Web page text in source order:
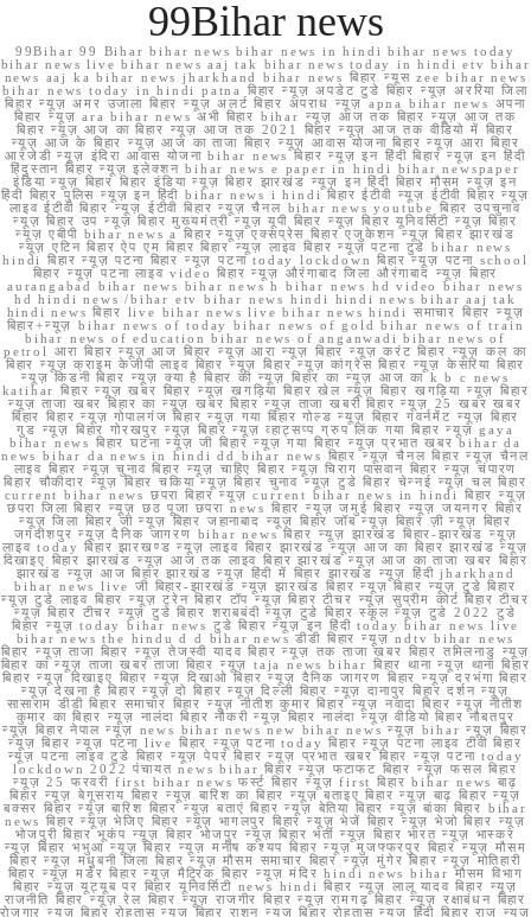
99Bihar news
99Bihar 99 Bihar bihar news bihar news in hindi bihar news today
bihar news live bihar news aaj tak bihar news today in hindi etv bihar
news aaj ka bihar news jharkhand bihar news बिहार न्यूस zee bihar news
bihar news today in hindi patna बिहार न्यूज़ अपडेट टुडे बिहार न्यूज़ अररिया जिला
बिहार न्यूज़ अमर उजाला बिहार न्यूज़ अलर्ट बिहार अपराध न्यूज़ apna bihar news अपना
बिहार न्यूज़ ara bihar news अभी बिहार bihar न्यूज़ आज तक बिहार न्यूज़ आज तक
बिहार न्यूज़ आज का बिहार न्यूज़ आज तक 2021 बिहार न्यूज़ आज तक वीडियो में बिहार
न्यूज़ आज के बिहार न्यूज़ आज का ताजा बिहार न्यूज़ आवास योजना बिहार न्यूज़ आरा बिहार
आरजेडी न्यूज़ इंदिरा आवास योजना bihar news बिहार न्यूज़ इन हिंदी बिहार न्यूज़ इन हिंदी
हिंदुस्तान बिहार न्यूज़ इलेक्शन bihar news e paper in hindi bihar newspaper
इंडिया न्यूज़ बिहार बिहार इंडिया न्यूज़ बिहार झारखंड न्यूज़ इन हिंदी बिहार मौसम न्यूज़ इन
हिंदी बिहार पुलिस न्यूज़ इन हिंदी bihar news i hindi बिहार ईटीवी न्यूज़ ईटीवी बिहार न्यूज़
लाइव ईटीवी बिहार न्यूज़ ईटीवी बिहार न्यूज़ चैनल bihar news youtube बिहार उपचुनाव
न्यूज़ बिहार उप न्यूज़ बिहार मुख्यमंत्री न्यूज़ यूपी बिहार न्यूज़ बिहार यूनिवर्सिटी न्यूज़ बिहार
न्यूज़ एबीपी bihar news a बिहार न्यूज़ एक्सप्रेस बिहार एजुकेशन न्यूज़ बिहार झारखंड
न्यूज़ एटिन बिहार ऐप एम बिहार बिहार न्यूज़ लाइव बिहार न्यूज़ पटना टुडे bihar news
hindi बिहार न्यूज़ पटना बिहार न्यूज़ पटना today lockdown बिहार न्यूज़ पटना school
बिहार न्यूज़ पटना लाइव video बिहार न्यूज़ औरंगाबाद जिला औरंगाबाद न्यूज़ बिहार
aurangabad bihar news bihar news h bihar news hd video bihar news
hd hindi news /bihar etv bihar news hindi hindi news bihar aaj tak
hindi news बिहार live bihar news live bihar news hindi समाचार बिहार न्यूज़
बिहार+न्यूज़ bihar news of today bihar news of gold bihar news of train
bihar news of education bihar news of anganwadi bihar news of
petrol आरा बिहार न्यूज़ आज बिहार न्यूज़ आरा न्यूज़ बिहार न्यूज़ करंट बिहार न्यूज़ कल का
बिहार न्यूज़ क्राइम केजीपी लाइव बिहार न्यूज़ बिहार न्यूज़ कांग्रेस बिहार न्यूज़ केसरिया बिहार
न्यूज़ किडनी बिहार न्यूज़ क्या है बिहार की न्यूज़ बिहार का न्यूज़ आज का k b c news
katihar बिहार न्यूज़ खबर बिहार न्यूज़ खगड़िया बिहार खेल न्यूज़ बिहार खगड़िया न्यूज़ बिहार
न्यूज़ ताजा खबर बिहार का न्यूज़ खबर बिहार न्यूज़ ताजा खबरी बिहार न्यूज़ 25 खबर खबर
बिहार बिहार न्यूज़ गोपालगंज बिहार न्यूज़ गया बिहार गोल्ड न्यूज़ बिहार गवर्नमेंट न्यूज़ बिहार
गुड न्यूज़ बिहार गोरखपुर न्यूज़ बिहार न्यूज़ व्हाट्सप्प ग्रुप लिंक गया बिहार न्यूज़ gaya
bihar news बिहार घटना न्यूज़ जी बिहार न्यूज़ गया बिहार न्यूज़ प्रभात खबर bihar da
news bihar da news in hindi dd bihar news बिहार न्यूज़ चैनल बिहार न्यूज़ चैनल
लाइव बिहार न्यूज़ चुनाव बिहार न्यूज़ चाहिए बिहार न्यूज़ चिराग पासवान बिहार न्यूज़ चंपारण
बिहार चौकीदार न्यूज़ बिहार चकिया न्यूज़ बिहार चुनाव न्यूज़ टुडे बिहार चेन्नई न्यूज़ चल बिहार
current bihar news छपरा बिहार न्यूज़ current bihar news in hindi बिहार न्यूज़
छपरा जिला बिहार न्यूज़ छठ पूजा छपरा news बिहार न्यूज़ जमुई बिहार न्यूज़ जयनगर बिहार
न्यूज़ जिला बिहार जी न्यूज़ बिहार जहानाबाद न्यूज़ बिहार जॉब न्यूज़ बिहार ज़ी न्यूज़ बिहार
जगदीशपुर न्यूज़ दैनिक जागरण bihar news बिहार न्यूज़ झारखंड बिहार-झारखंड न्यूज़
लाइव today बिहार झारखण्ड न्यूज़ लाइव बिहार झारखंड न्यूज़ आज का बिहार झारखंड न्यूज़
दिखाइए बिहार झारखंड न्यूज़ आज तक लाइव बिहार झारखंड न्यूज़ आज का ताजा खबर बिहार
झारखंड न्यूज़ आज बिहार झारखंड न्यूज़ हिंदी में बिहार झारखंड न्यूज़ हिंदी jharkhand
bihar news live जी बिहार-झारखंड न्यूज़ झारखंड बिहार न्यूज़ बिहार न्यूज़ टुडे बिहार
न्यूज़ टुडे लाइव बिहार न्यूज़ ट्रेन बिहार टॉप न्यूज़ बिहार टीचर न्यूज़ सुप्रीम कोर्ट बिहार टीचर
न्यूज़ बिहार टीचर न्यूज़ टुडे बिहार शराबबंदी न्यूज़ टुडे बिहार स्कूल न्यूज़ टुडे 2022 टुडे
बिहार न्यूज़ today bihar news टुडे बिहार न्यूज़ इन हिंदी today bihar news live
bihar news the hindu d d bihar news डीडी बिहार न्यूज़ ndtv bihar news
बिहार न्यूज़ ताजा बिहार न्यूज़ तेजस्वी यादव बिहार न्यूज़ तक ताजा खबर बिहार तमिलनाडु न्यूज़
बिहार का न्यूज़ ताजा खबर ताजा बिहार न्यूज़ taja news bihar बिहार थाना न्यूज़ थाना बिहार
बिहार न्यूज़ दिखाइए बिहार न्यूज़ दिखाओ बिहार न्यूज़ दैनिक जागरण बिहार न्यूज़ दरभंगा बिहार
न्यूज़ देखना है बिहार न्यूज़ दो बिहार न्यूज़ दिल्ली बिहार न्यूज़ दानापुर बिहार दर्शन न्यूज़
सासाराम डीडी बिहार समाचार बिहार न्यूज़ नीतीश कुमार बिहार न्यूज़ नवादा बिहार न्यूज़ नीतीश
कुमार का बिहार न्यूज़ नालंदा बिहार नौकरी न्यूज़ बिहार नालंदा न्यूज़ वीडियो बिहार नौबतपुर
न्यूज़ बिहार नेपाल न्यूज़ news bihar news new bihar news न्यूज़ bihar न्यूज़ बिहार
न्यूज़ बिहार न्यूज़ पटना live बिहार न्यूज़ पटना today बिहार न्यूज़ पटना लाइव टीवी बिहार
न्यूज़ पटना लाइव टुडे बिहार न्यूज़ पेपर बिहार न्यूज़ प्रभात खबर बिहार न्यूज़ पटना today
lockdown 2022 पंचायत news bihar बिहार न्यूज़ फटाफट बिहार न्यूज़ फसल बिहार
न्यूज़ 25 फरवरी first bihar news फर्स्ट बिहार न्यूज़ first बिहार bihar news बाढ़
बिहार न्यूज़ बेगूसराय बिहार न्यूज़ बारिश का बिहार न्यूज़ बताइए बिहार न्यूज़ बाढ़ बिहार न्यूज़
बक्सर बिहार न्यूज़ बारिश बिहार न्यूज़ बताएं बिहार न्यूज़ बेतिया बिहार न्यूज़ बांका बिहार bihar
news बिहार न्यूज़ भेजिए बिहार न्यूज़ भागलपुर बिहार न्यूज़ भेजें बिहार न्यूज़ भेजो बिहार न्यूज़
भोजपुरी बिहार भूकंप न्यूज़ बिहार भोजपुर न्यूज़ बिहार भर्ती न्यूज़ बिहार भारत न्यूज़ भास्कर
न्यूज़ बिहार भभुआ न्यूज़ बिहार न्यूज़ मनीष कश्यप बिहार न्यूज़ मुजफ्फरपुर बिहार न्यूज़ मौसम
बिहार न्यूज़ मधुबनी जिला बिहार न्यूज़ मौसम समाचार बिहार न्यूज़ मुंगेर बिहार न्यूज़ मोतिहारी
बिहार न्यूज़ मर्डर बिहार न्यूज़ मैट्रिक बिहार न्यूज़ मंदिर hindi news bihar मौसम विभाग
बिहार न्यूज़ यूट्यूब पर बिहार यूनिवर्सिटी news hindi बिहार न्यूज़ लालू यादव बिहार न्यूज़
राजनीति बिहार न्यूज़ रेल बिहार न्यूज़ राजगीर बिहार न्यूज़ रामगढ़ बिहार न्यूज़ रक्षाबंधन बिहार
रोजगार न्यूज़ बिहार रोहतास न्यूज़ बिहार राशन न्यूज़ बिहार रोहतास न्यूज़ हिंदी बिहार राज न्यूज़